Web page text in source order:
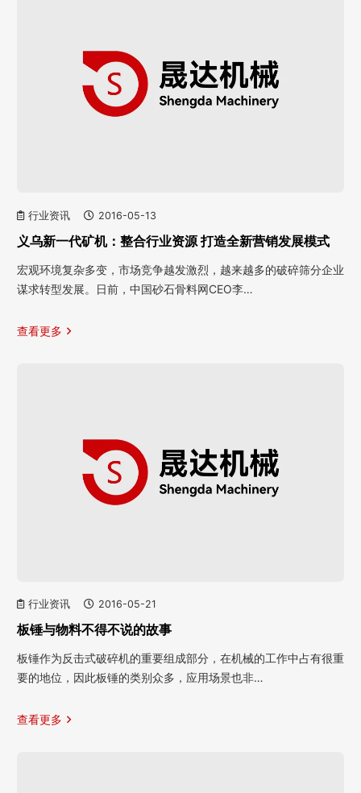
行业资讯 2016-05-13
义乌新一代矿机：整合行业资源 打造全新营销发展模式
宏观环境复杂多变，市场竞争越发激烈，越来越多的破碎筛分企业
谋求转型发展。日前，中国砂石骨料网CEO李…
查看更多
行业资讯 2016-05-21
板锤与物料不得不说的故事
板锤作为反击式破碎机的重要组成部分，在机械的工作中占有很重
要的地位，因此板锤的类别众多，应用场景也非…
查看更多